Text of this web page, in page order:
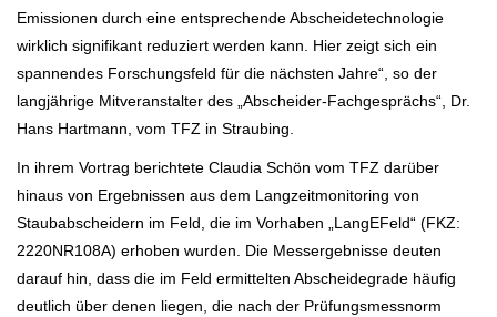
Emissionen durch eine entsprechende Abscheidetechnologie
wirklich signifikant reduziert werden kann. Hier zeigt sich ein
spannendes Forschungsfeld für die nächsten Jahre“, so der
langjährige Mitveranstalter des „Abscheider-Fachgesprächs“, Dr.
Hans Hartmann, vom TFZ in Straubing.
In ihrem Vortrag berichtete Claudia Schön vom TFZ darüber
hinaus von Ergebnissen aus dem Langzeitmonitoring von
Staubabscheidern im Feld, die im Vorhaben „LangEFeld“ (FKZ:
2220NR108A) erhoben wurden. Die Messergebnisse deuten
darauf hin, dass die im Feld ermittelten Abscheidegrade häufig
deutlich über denen liegen, die nach der Prüfungsmessnorm